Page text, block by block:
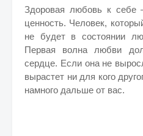
Здоровая любовь к себе
ценность. Человек,
не будет в состоянии
Первая волна любви
сердце. Если она не
вырастет ни для кого
намного дальше от вас.